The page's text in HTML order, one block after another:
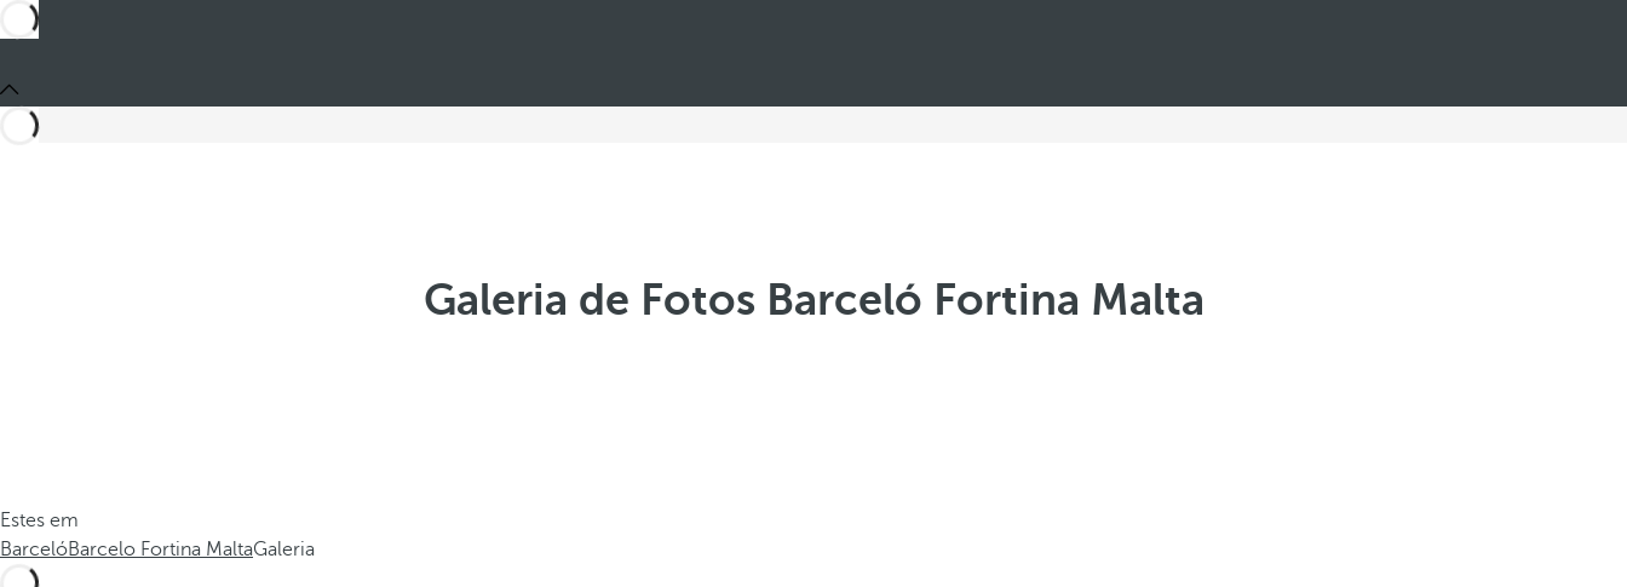
Galeria de Fotos Barceló Fortina Malta
Estes em
BarcelóBarcelo Fortina MaltaGaleria